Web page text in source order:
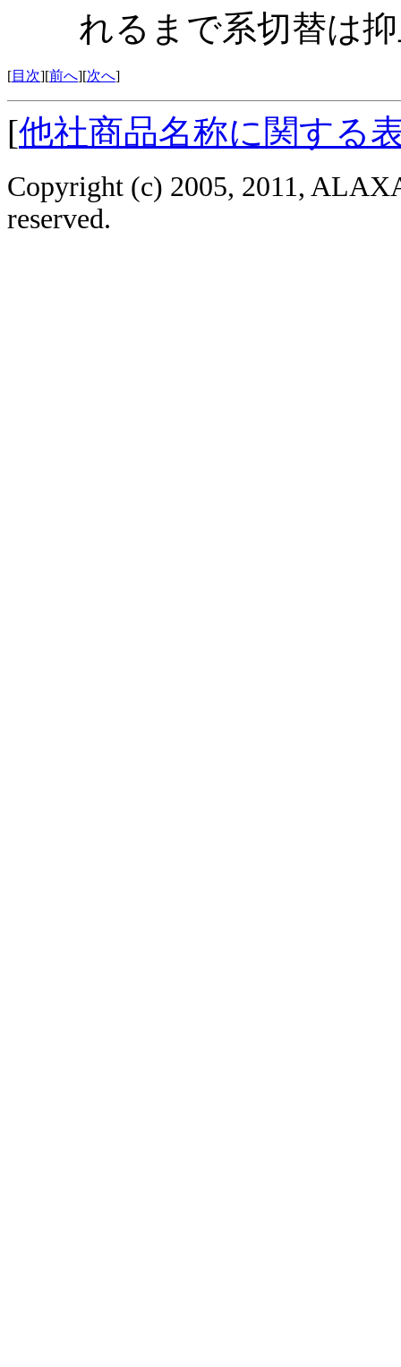
れるまで系切替は
[目次][前へ][次へ]
[他社商品名称に関する
Copyright (c) 2005, 2011,
reserved.